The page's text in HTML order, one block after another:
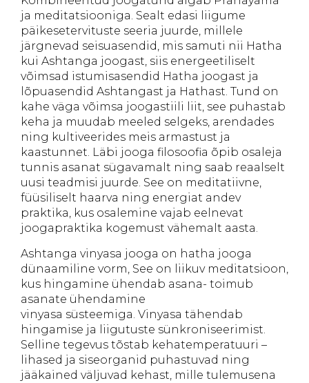
ja meditatsiooniga. Sealt edasi liigume
päikesetervituste seeria juurde, millele
järgnevad seisuasendid, mis samuti nii Hatha
kui Ashtanga joogast, siis energeetiliselt
võimsad istumisasendid Hatha joogast ja
lõpuasendid Ashtangast ja Hathast. Tund on
kahe väga võimsa joogastiili liit, see puhastab
keha ja muudab meeled selgeks, arendades
ning kultiveerides meis armastust ja
kaastunnet. Läbi jooga filosoofia õpib osaleja
tunnis asanat sügavamalt ning saab reaalselt
uusi teadmisi juurde. See on meditatiivne,
füüsiliselt haarva ning energiat andev
praktika, kus osalemine vajab eelnevat
joogapraktika kogemust vähemalt aasta.
Ashtanga vinyasa jooga on hatha jooga
dünaamiline vorm, See on liikuv meditatsioon,
kus hingamine ühendab asana- toimub
asanate ühendamine
vinyasa süsteemiga. Vinyasa tähendab
hingamise ja liigutuste sünkroniseerimist.
Selline tegevus tõstab kehatemperatuuri –
lihased ja siseorganid puhastuvad ning
jääkained väljuvad kehast, mille tulemusena